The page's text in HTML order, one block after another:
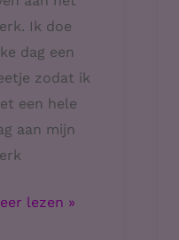
Ik doe
dag een
zodat ik
een hele
aan mijn
lezen »